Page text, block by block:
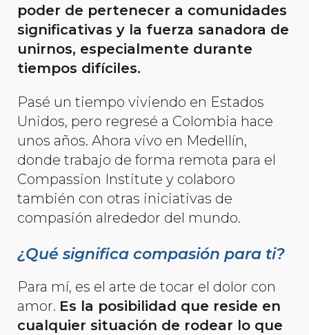
poder de pertenecer a comunidades
significativas y la fuerza sanadora de
unirnos, especialmente durante
tiempos difíciles.
Pasé un tiempo viviendo en Estados
Unidos, pero regresé a Colombia hace
unos años. Ahora vivo en Medellín,
donde trabajo de forma remota para el
Compassion Institute y colaboro
también con otras iniciativas de
compasión alrededor del mundo.
¿Qué significa compasión para ti?
Para mí, es el arte de tocar el dolor con
amor. Es la posibilidad que reside en
cualquier situación de rodear lo que